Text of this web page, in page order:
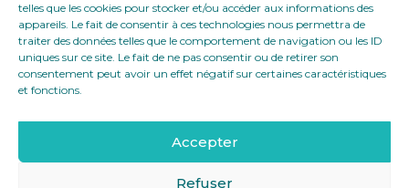
telles que les cookies pour stocker et/ou accéder aux informations des
appareils. Le fait de consentir à ces technologies nous permettra de
traiter des données telles que le comportement de navigation ou les ID
uniques sur ce site. Le fait de ne pas consentir ou de retirer son
consentement peut avoir un effet négatif sur certaines caractéristiques
et fonctions.
Accepter
Refuser